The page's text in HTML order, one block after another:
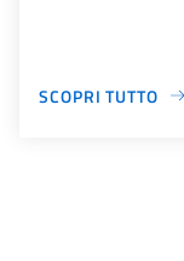
SCOPRI TUTTO